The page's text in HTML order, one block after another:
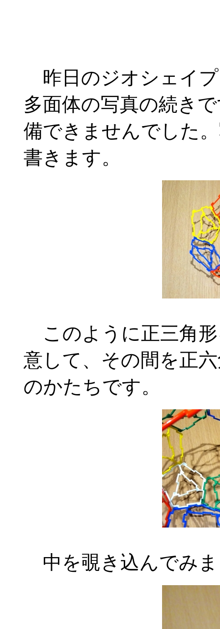
昨日のジオシェイ
多面体の写真の続き
備できませんでした
書きます。
このように正三角
意して、その間を正
のかたちです。
中を覗き込んでみ